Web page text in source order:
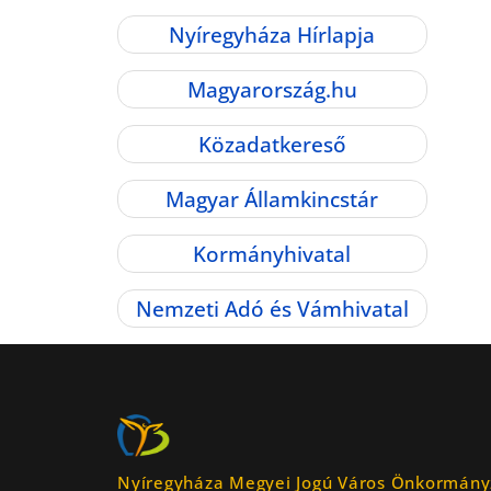
Nyíregyháza Hírlapja
Magyarország.hu
Közadatkereső
Magyar Államkincstár
Kormányhivatal
Nemzeti Adó és Vámhivatal
Nyíregyháza Megyei Jogú Város